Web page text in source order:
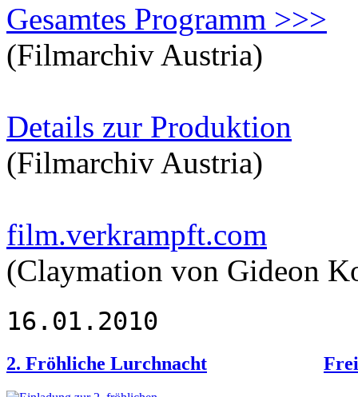
Gesamtes Programm >>>
(Filmarchiv Austria)
Details zur Produktion
(Filmarchiv Austria)
film.verkrampft.com
(Claymation von Gideon
16.01.2010
2. Fröhliche Lurchnacht